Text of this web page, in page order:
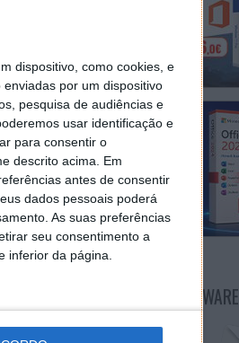
dispositivo, como cookies, e
por um dispositivo
pesquisa de audiências e
usar identificação e
para consentir o
descrito acima. Em
antes de consentir
dados pessoais poderá
As suas preferências
seu consentimento a
inferior da página.
NEWSLETTER PPLWARE